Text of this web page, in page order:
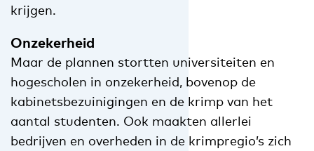
krijgen.
Onzekerheid
Maar de plannen stortten universiteiten en
hogescholen in onzekerheid, bovenop de
kabinetsbezuinigingen en de krimp van het
aantal studenten. Ook maakten allerlei
bedrijven en overheden in de krimpregio’s zich